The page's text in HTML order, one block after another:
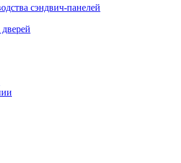
сэндвич-панелей